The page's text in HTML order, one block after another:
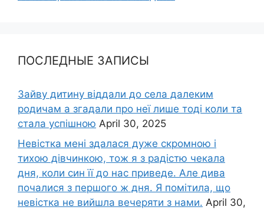
ПОСЛЕДНЫЕ ЗАПИСЫ
Зайву дитину віддали до села далеким
родичам а згадали про неї лише тоді коли та
стала успішною April 30, 2025
Невістка мені здалася дуже скромною і
тихою дівчинкою, тож я з радістю чекала
дня, коли син її до нас приведе. Але дива
почалися з першого ж дня. Я помітила, що
невістка не вийшла вечеряти з нами. April 30,